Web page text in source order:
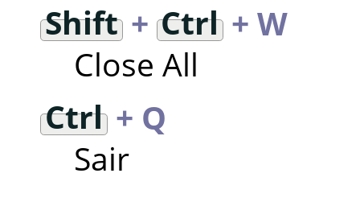
Shift+ Ctrl + W
Close All
Ctrl+ Q
Sair